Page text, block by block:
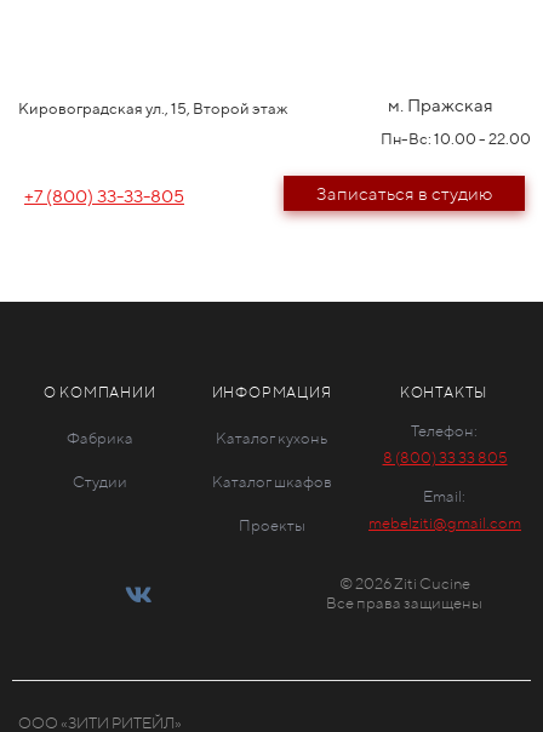
Кировоградская ул., 15, Второй этаж м. Пражская
Пн-Вс: 10.00 - 22.00
+7 (800) 33-33-805 Записаться в студию
О КОМПАНИИ
Фабрика
Студии
ИНФОРМАЦИЯ
Каталог кухонь
Каталог шкафов
Проекты
КОНТАКТЫ
Телефон:
8 (800) 33 33 805
Email:
mebelziti@gmail.com
© 2026 Ziti Cucine
Все права защищены
ООО «ЗИТИ РИТЕЙЛ»